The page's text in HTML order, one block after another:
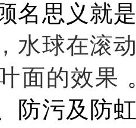
名思义就
水球在滚
面的效果
防污及防